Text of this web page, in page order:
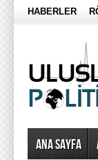
HABERLER
Ana Sayfa